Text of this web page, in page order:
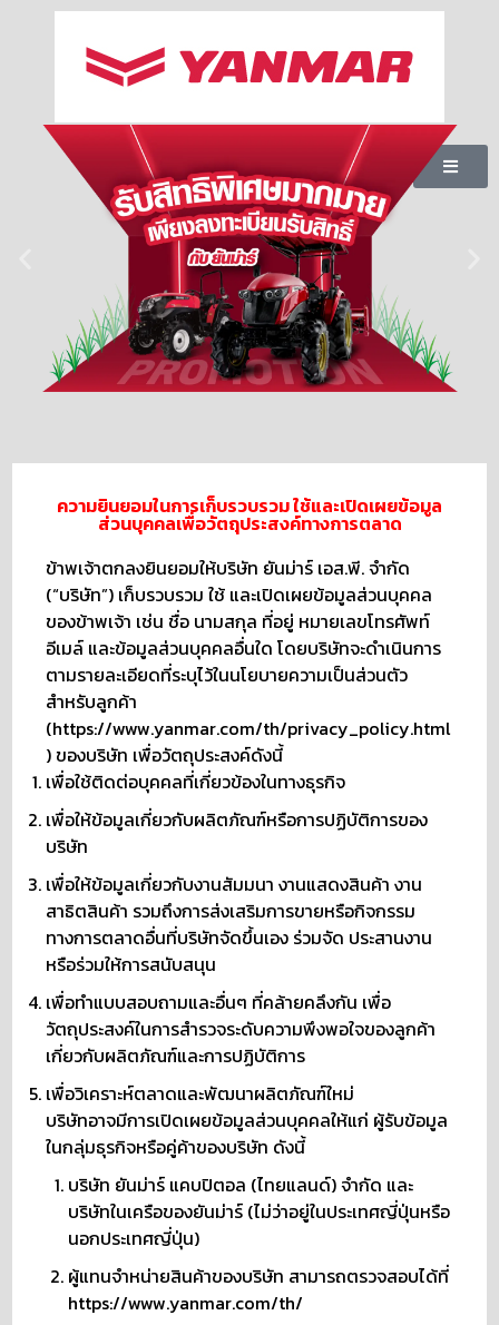
ความยินยอมในการเก็บรวบรวม ใช้และเปิดเผยข้อมูล
ส่วนบุคคลเพื่อวัตถุประสงค์ทางการตลาด
ข้าพเจ้าตกลงยินยอมให้บริษัท ยันม่าร์ เอส.พี. จำกัด
(“บริษัท”) เก็บรวบรวม ใช้ และเปิดเผยข้อมูลส่วนบุคคล
ของข้าพเจ้า เช่น ชื่อ นามสกุล ที่อยู่ หมายเลขโทรศัพท์
อีเมล์ และข้อมูลส่วนบุคคลอื่นใด โดยบริษัทจะดำเนินการ
ตามรายละเอียดที่ระบุไว้ในนโยบายความเป็นส่วนตัว
สำหรับลูกค้า
(https://www.yanmar.com/th/privacy_policy.html
) ของบริษัท เพื่อวัตถุประสงค์ดังนี้
เพื่อใช้ติดต่อบุคคลที่เกี่ยวข้องในทางธุรกิจ
เพื่อให้ข้อมูลเกี่ยวกับผลิตภัณฑ์หรือการปฏิบัติการของ
บริษัท
เพื่อให้ข้อมูลเกี่ยวกับงานสัมมนา งานแสดงสินค้า งาน
สาธิตสินค้า รวมถึงการส่งเสริมการขายหรือกิจกรรม
ทางการตลาดอื่นที่บริษัทจัดขึ้นเอง ร่วมจัด ประสานงาน
หรือร่วมให้การสนับสนุน
เพื่อทำแบบสอบถามและอื่นๆ ที่คล้ายคลึงกัน เพื่อ
วัตถุประสงค์ในการสำรวจระดับความพึงพอใจของลูกค้า
เกี่ยวกับผลิตภัณฑ์และการปฏิบัติการ
เพื่อวิเคราะห์ตลาดและพัฒนาผลิตภัณฑ์ใหม่
บริษัทอาจมีการเปิดเผยข้อมูลส่วนบุคคลให้แก่ ผู้รับข้อมูล
ในกลุ่มธุรกิจหรือคู่ค้าของบริษัท ดังนี้
บริษัท ยันม่าร์ แคบปิตอล (ไทยแลนด์) จำกัด และ
บริษัทในเครือของยันม่าร์ (ไม่ว่าอยู่ในประเทศญี่ปุ่นหรือ
นอกประเทศญี่ปุ่น)
ผู้แทนจำหน่ายสินค้าของบริษัท สามารถตรวจสอบได้ที่
https://www.yanmar.com/th/